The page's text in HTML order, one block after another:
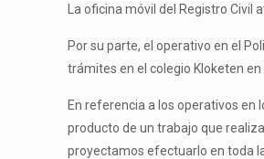
La oficina móvil del Registro Civil
Por su parte, el operativo en el
trámites en el colegio Kloketen en
En referencia a los operativos en
producto de un trabajo que
proyectamos efectuarlo en toda la